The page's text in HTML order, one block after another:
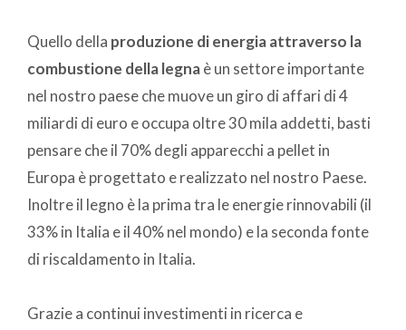
Quello della produzione di energia attraverso la
combustione della legnaè un settore importante
nel nostro paese che muove un giro di affari di 4
miliardi di euro e occupa oltre 30 mila addetti, basti
pensare che il 70% degli apparecchi a pellet in
Europa è progettato e realizzato nel nostro Paese.
Inoltre il legno è la prima tra le energie rinnovabili (il
33% in Italia e il 40% nel mondo) e la seconda fonte
di riscaldamento in Italia.
Grazie a continui investimenti in ricerca e